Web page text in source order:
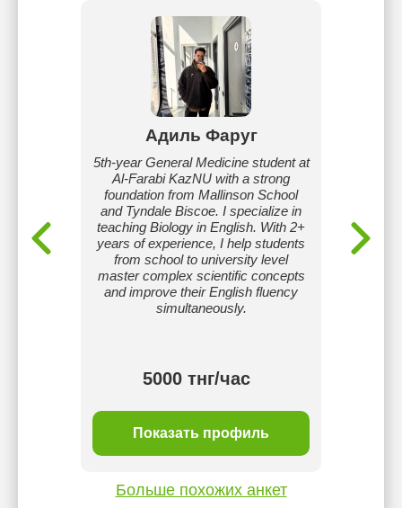
Адиль Фаруг
5th-year General Medicine student at
Al-Farabi KazNU with a strong
foundation from Mallinson School
and Tyndale Biscoe. I specialize in
teaching Biology in English. With 2+
years of experience, I help students
from school to university level
master complex scientific concepts
and improve their English fluency
simultaneously.
5000 тнг/час
Показать профиль
Больше похожих анкет